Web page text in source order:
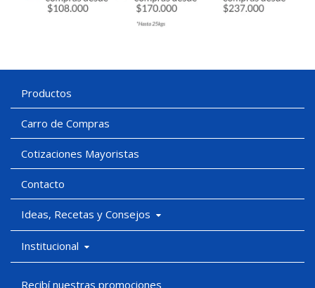
Productos
Carro de Compras
Cotizaciones Mayoristas
Contacto
Ideas, Recetas y Consejos
Institucional
Recibí nuestras promociones